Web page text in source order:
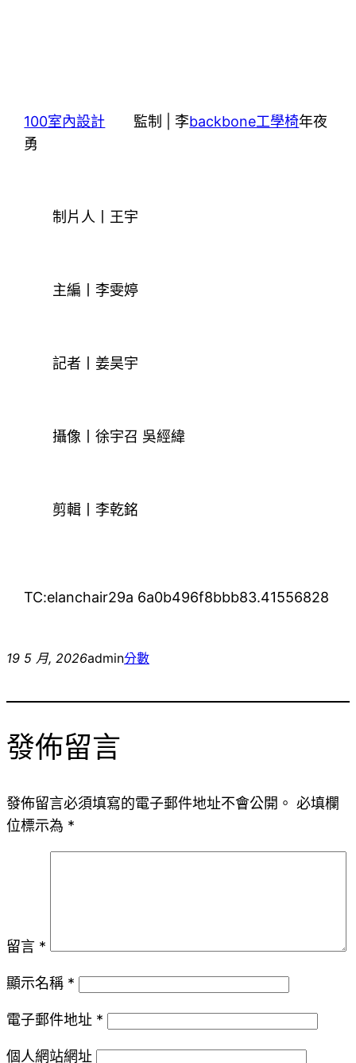
100室內設計 監制 | 李backbone工學椅年夜
勇
制片人丨王宇
主編丨李雯婷
記者丨姜昊宇
攝像丨徐宇召 吳經緯
剪輯丨李乾銘
TC:elanchair29a 6a0b496f8bbb83.41556828
19 5 月, 2026admin分數
發佈留言
發佈留言必須填寫的電子郵件地址不會公開。 必填欄
位標示為 *
留言 *
顯示名稱 *
電子郵件地址 *
個人網站網址